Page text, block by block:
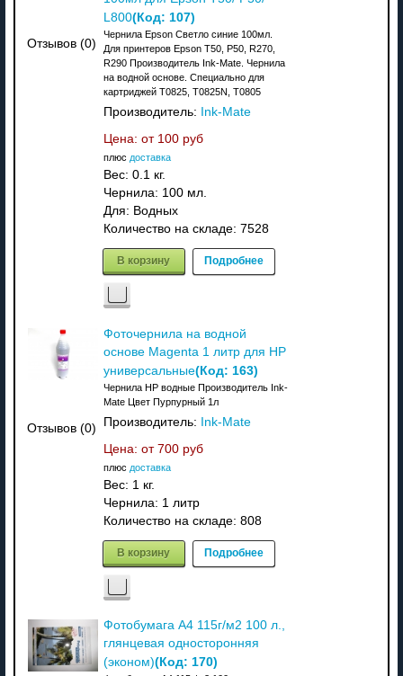
Отзывов (0)
L800(Код: 107)
Чернила Epson Светло синие 100мл.
Для принтеров Epson T50, P50, R270,
R290 Производитель Ink-Mate. Чернила
на водной основе. Специально для
картриджей T0825, T0825N, T0805
Производитель: Ink-Mate
Цена: от 100 руб
плюс доставка
Вес: 0.1 кг.
Чернила: 100 мл.
Для: Водных
Количество на складе: 7528
В корзину Подробнее
Отзывов (0)
Фоточернила на водной
основе Magenta 1 литр для HP
универсальные(Код: 163)
Чернила HP водные Производитель Ink-
Mate Цвет Пурпурный 1л
Производитель: Ink-Mate
Цена: от 700 руб
плюс доставка
Вес: 1 кг.
Чернила: 1 литр
Количество на складе: 808
В корзину Подробнее
Фотобумага A4 115г/м2 100 л.,
глянцевая односторонняя
(эконом)(Код: 170)